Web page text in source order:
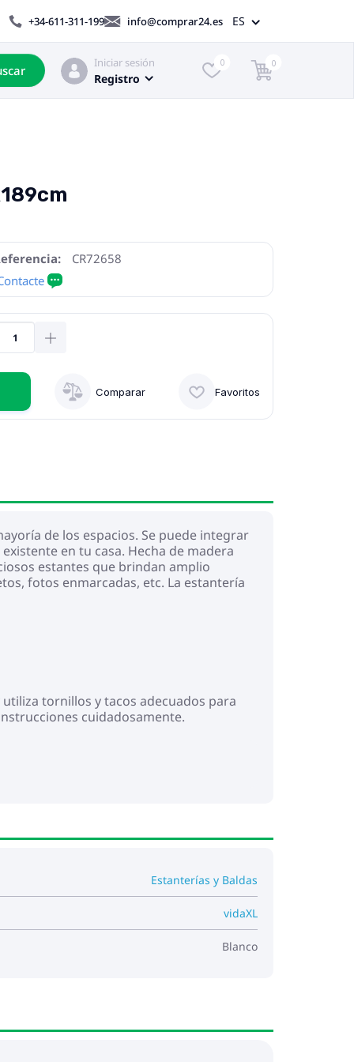
+34-611-311-199 info@comprar24.es ES
Iniciar sesión
Registro
0 0
CR72658
Favoritos
Comparar
de los espacios. Se puede integrar
en tu casa. Hecha de madera
estantes que brindan amplio
fotos enmarcadas, etc. La estantería
tornillos y tacos adecuados para
cuidadosamente.
Estanterías y Baldas
vidaXL
Blanco